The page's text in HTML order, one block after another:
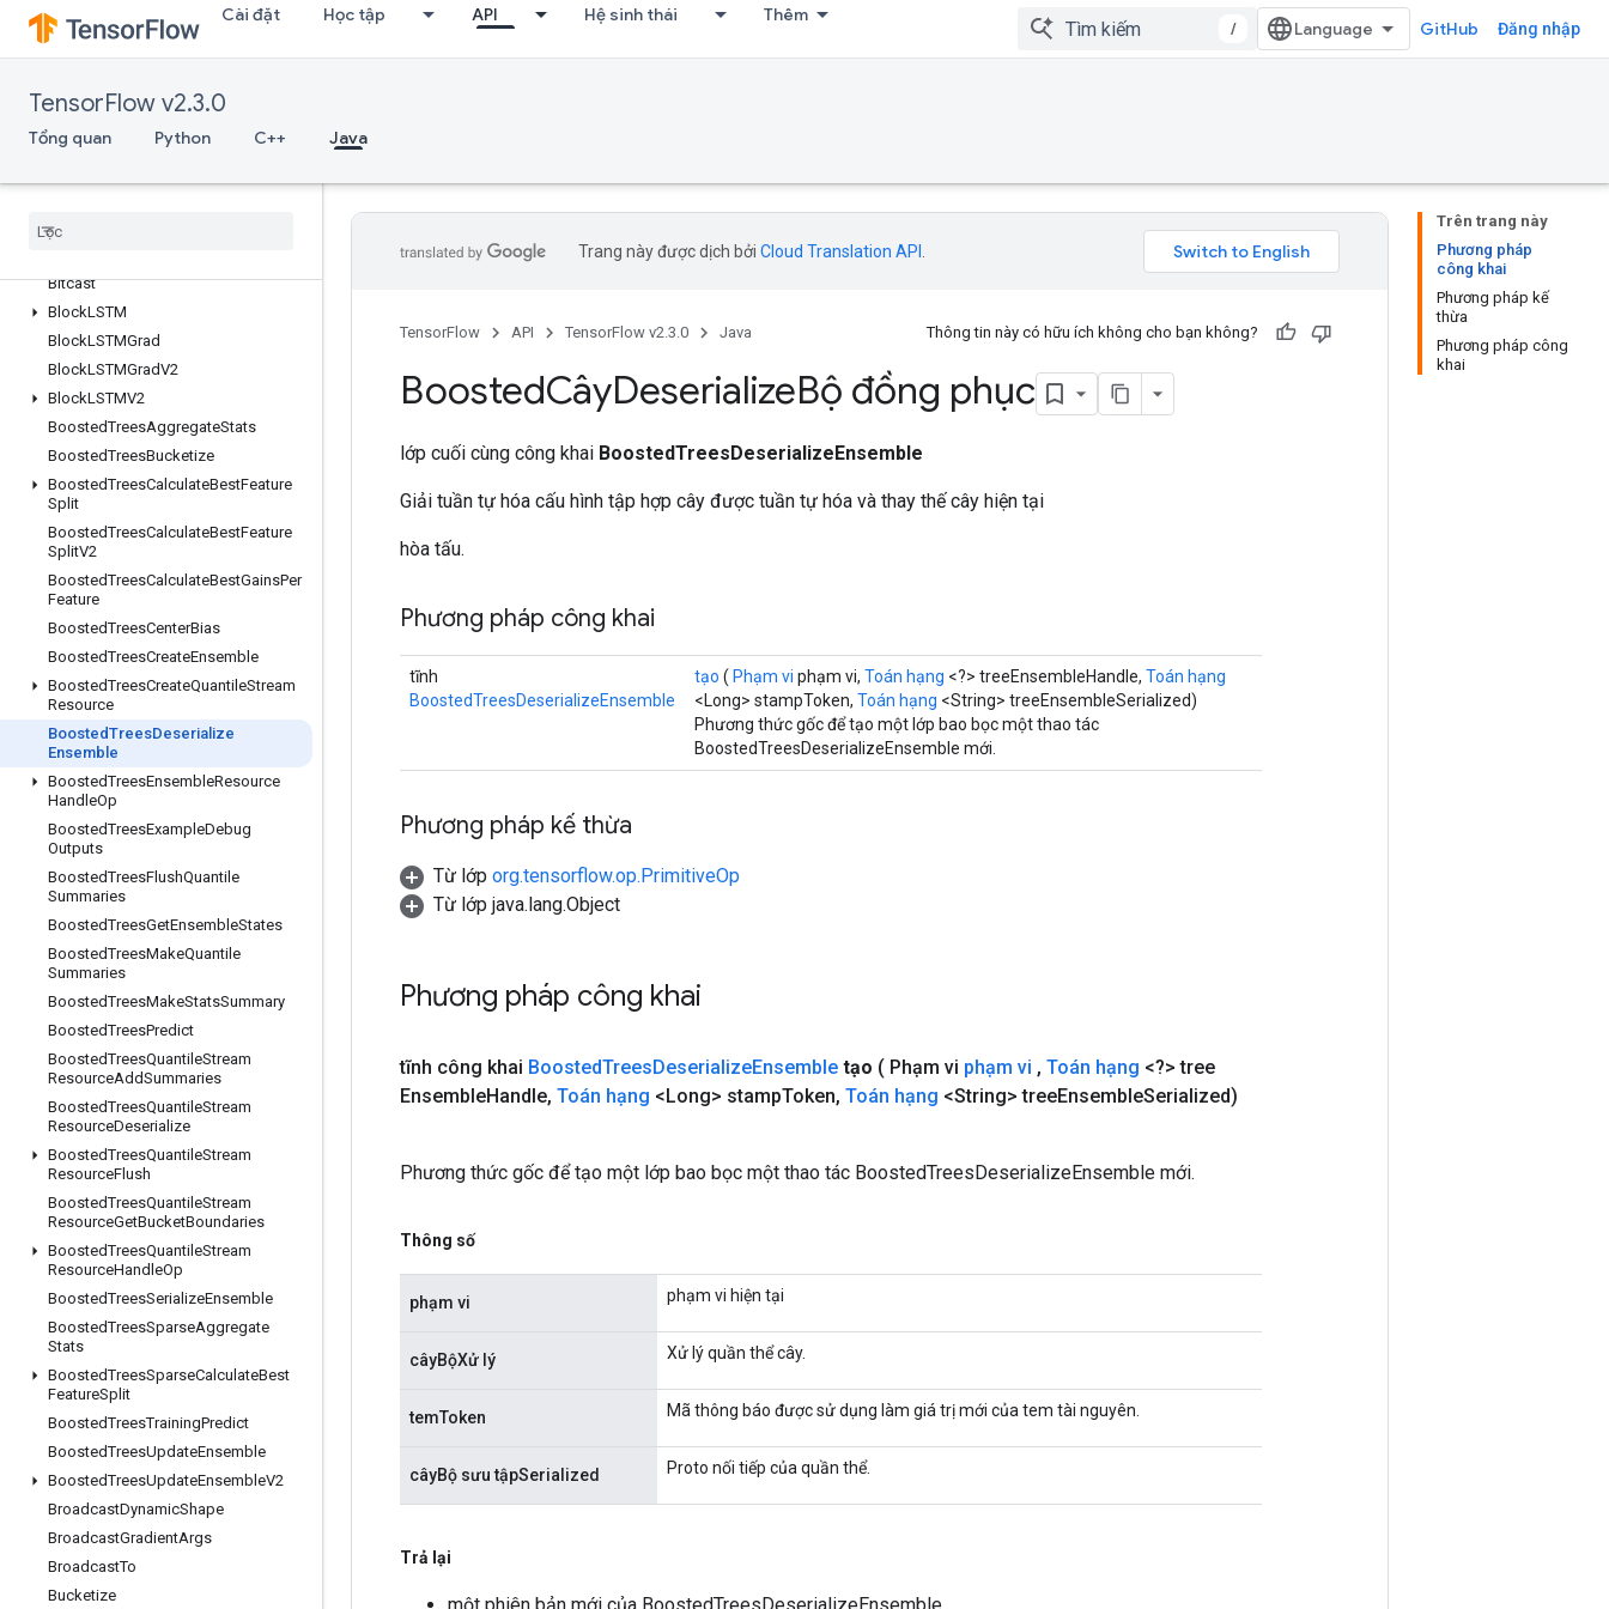
Cài đặt Học tập API Hệ sinh thái Thêm
/ GitHub Đăng nhập
TensorFlow v2.3.0
Tổng quan Python C++ Java
BesselI1
BesselJ0
BesselK0
BesselK0e
Bessel
Bitcast
BlockLSTM
BlockLSTMGrad
BlockLSTMGradV2
BlockLSTMV2
BoostedTreesAggregateStats
BoostedTreesBucketize
BoostedTreesCalculateBestFeature
Split
BoostedTreesCalculateBestFeature
SplitV2
BoostedTreesCalculateBestGainsPer
Feature
BoostedTreesCenterBias
BoostedTreesCreateEnsemble
BoostedTreesCreateQuantileStream
Resource
BoostedTreesDeserialize
Ensemble
BoostedTreesEnsembleResource
HandleOp
BoostedTreesExampleDebug
Outputs
BoostedTreesFlushQuantile
Summaries
BoostedTreesGetEnsembleStates
BoostedTreesMakeQuantile
Summaries
BoostedTreesMakeStatsSummary
BoostedTreesPredict
BoostedTreesQuantileStream
ResourceAddSummaries
BoostedTreesQuantileStream
ResourceDeserialize
BoostedTreesQuantileStream
ResourceFlush
BoostedTreesQuantileStream
ResourceGetBucketBoundaries
BoostedTreesQuantileStream
ResourceHandleOp
BoostedTreesSerializeEnsemble
BoostedTreesSparseAggregate
Stats
BoostedTreesSparseCalculateBest
FeatureSplit
BoostedTreesTrainingPredict
BoostedTreesUpdateEnsemble
BoostedTreesUpdateEnsembleV2
BroadcastDynamicShape
BroadcastGradientArgs
BroadcastTo
Bucketize
Trên trang này
Phương pháp
công khai
Phương pháp kế
thừa
Phương pháp công
khai
Trang này được dịch bởi Cloud Translation API
TensorFlow API TensorFlow v2.3.0 Java Thông tin này có hữu ích không cho bạn không?
BoostedCâyDeserializeBộ đồng phục
lớp cuối cùng công khai BoostedTreesDeserializeEnsemble
Giải tuần tự hóa cấu hình tập hợp cây được tuần tự hóa và thay thế cây hiện tại
hòa tấu.
Phương pháp công khai
tĩnh
BoostedTreesDeserializeEnsemble
tạo ( Phạm vi phạm vi, Toán hạng <?> treeEnsembleHandle, Toán hạng
<Long> stampToken, Toán hạng <String> treeEnsembleSerialized)
Phương thức gốc để tạo một lớp bao bọc một thao tác
BoostedTreesDeserializeEnsemble mới.
Phương pháp kế thừa
Từ lớp org.tensorflow.op.PrimitiveOp
Từ lớp java.lang.Object
Phương pháp công khai
tĩnh công khai BoostedTreesDeserializeEnsemble tạo ( Phạm vi phạm vi , Toán hạng <?> tree
EnsembleHandle, Toán hạng <Long> stampToken, Toán hạng <String> treeEnsembleSerialized)
Phương thức gốc để tạo một lớp bao bọc một thao tác BoostedTreesDeserializeEnsemble mới.
Thông số
phạm vi phạm vi hiện tại
câyBộXử lý Xử lý quần thể cây.
temToken Mã thông báo được sử dụng làm giá trị mới của tem tài nguyên.
câyBộ sưu tậpSerialized Proto nối tiếp của quần thể.
Trả lại